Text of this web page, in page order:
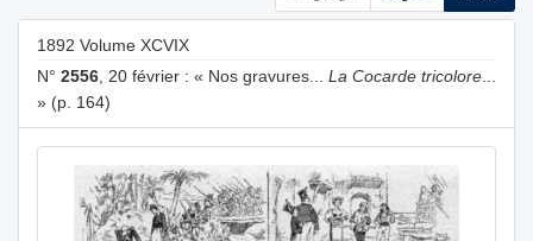
1892 Volume XCVIX
N° 2556 , 20 février : « Nos gravures... La Cocarde tricolore
» (p. 164)